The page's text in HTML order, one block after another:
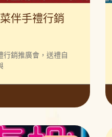
伴手禮行銷
行銷推廣會，送禮自